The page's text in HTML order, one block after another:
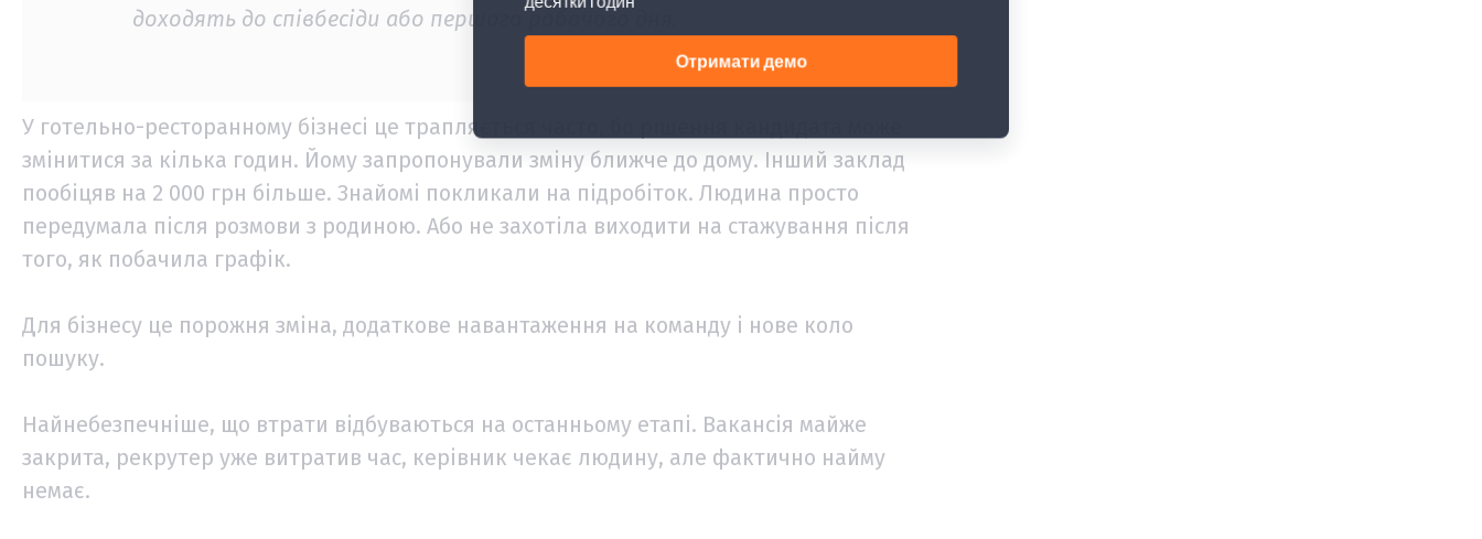
доходять до співбесіди або першого робочого дня.
У готельно-ресторанному бізнесі це трапляється часто, бо рішення кандидата може
змінитися за кілька годин. Йому запропонували зміну ближче до дому. Інший заклад
пообіцяв на 2 000 грн більше. Знайомі покликали на підробіток. Людина просто
передумала після розмови з родиною. Або не захотіла виходити на стажування після
того, як побачила графік.
Для бізнесу це порожня зміна, додаткове навантаження на команду і нове коло
пошуку.
Найнебезпечніше, що втрати відбуваються на останньому етапі. Вакансія майже
закрита, рекрутер уже витратив час, керівник чекає людину, але фактично найму
немає.